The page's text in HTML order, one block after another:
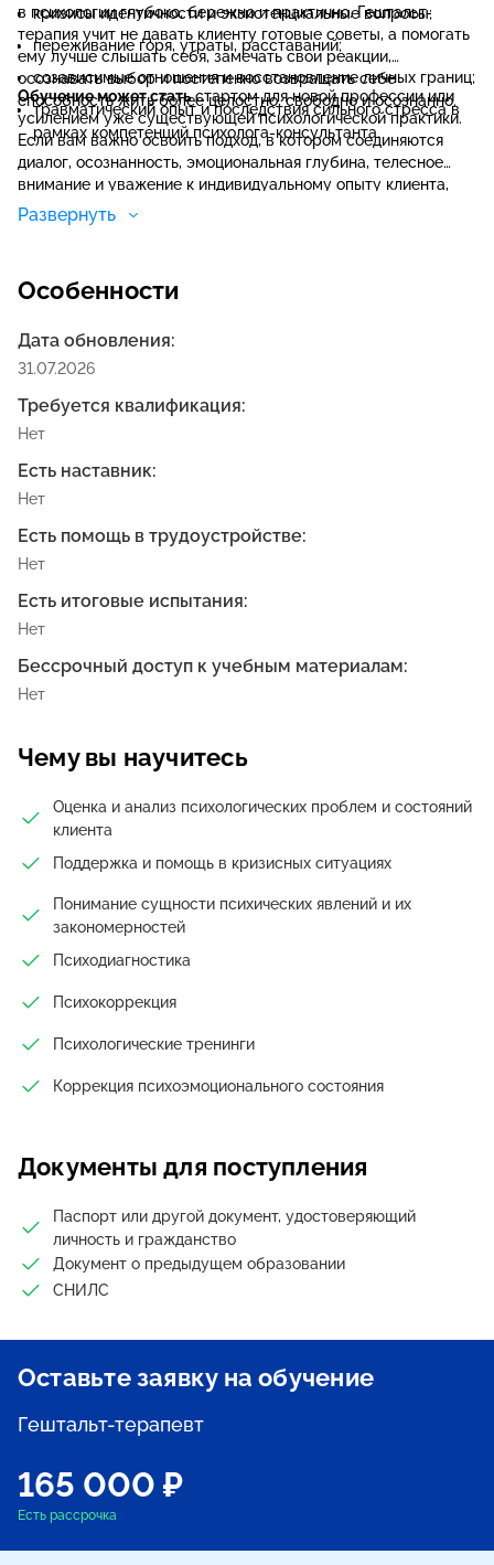
кризисы идентичности и экзистенциальные вопросы;
переживание горя, утраты, расставаний;
созависимые отношения и восстановление личных границ;
травматический опыт и последствия сильного стресса в
рамках компетенций психолога-консультанта.
в психологии глубоко, бережно и практично. Гештальт-
терапия учит не давать клиенту готовые советы, а помогать
ему лучше слышать себя, замечать свои реакции,
осознавать выбор и постепенно возвращать себе
способность жить более целостно, свободно и осознанно.
Обучение может статьстартом для новой профессии или
усилением уже существующей психологической практики.
Если вам важно освоить подход, в котором соединяются
диалог, осознанность, эмоциональная глубина, телесное
внимание и уважение к индивидуальному опыту клиента,
программа по гештальт-терапии станет сильной
профессиональной базой.
Развернуть
Особенности
Дата обновления:
31.07.2026
Требуется квалификация:
Нет
Есть наставник:
Нет
Есть помощь в трудоустройстве:
Нет
Есть итоговые испытания:
Нет
Бессрочный доступ к учебным материалам:
Нет
Чему вы научитесь
Оценка и анализ психологических проблем и состояний
клиента
Поддержка и помощь в кризисных ситуациях
Понимание сущности психических явлений и их
закономерностей
Психодиагностика
Психокоррекция
Психологические тренинги
Коррекция психоэмоционального состояния
Документы для поступления
Паспорт или другой документ, удостоверяющий
личность и гражданство
Документ о предыдущем образовании
СНИЛС
Оставьте заявку на обучение
Гештальт-терапевт
165 000 ₽
Есть рассрочка